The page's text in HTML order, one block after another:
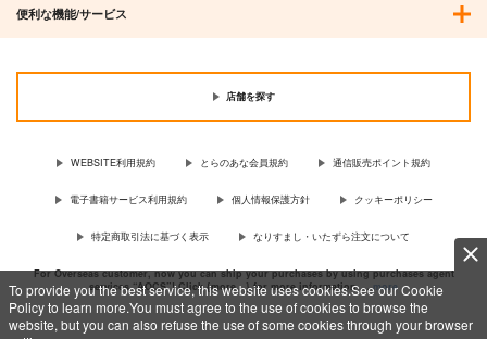
To provide you the best service, this website uses cookies.See our Cookie
Policy to learn more.You must agree to the use of cookies to browse the
website, but you can also refuse the use of some cookies through your browser
便利な機能/サービス
店舗を探す
WEBSITE利用規約 とらのあな会員規約 通信販売ポイント規約
電子書籍サービス利用規約 個人情報保護方針 クッキーポリシー
特定商取引法に基づく表示 なりすまし・いたずら注文について
For Overseas customer, now you can ship your purchases by using purchases agent
services “AOCS”! Click {more…} for more information …more